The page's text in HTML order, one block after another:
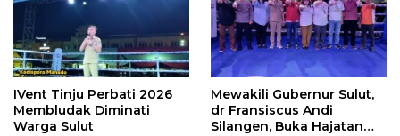
IVent Tinju Perbati 2026
Membludak Diminati
Warga Sulut
Mewakili Gubernur Sulut,
dr Fransiscus Andi
Silangen, Buka Hajatan